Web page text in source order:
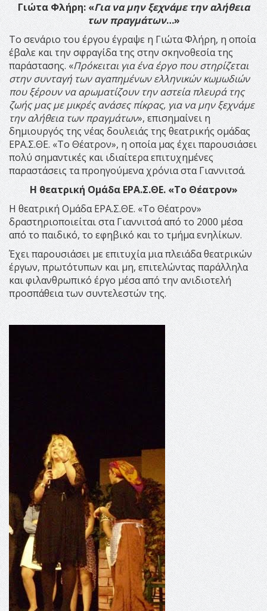
Γιώτα Φλήρη: «Για να μην ξεχνάμε την αλήθεια
των πραγμάτων…»
Το σενάριο του έργου έγραψε η Γιώτα Φλήρη, η οποία
έβαλε και την σφραγίδα της στην σκηνοθεσία της
παράστασης. «Πρόκειται για ένα έργο που στηρίζεται
στην συνταγή των αγαπημένων ελληνικών κωμωδιών
που ξέρουν να αρωματίζουν την αστεία πλευρά της
ζωής μας με μικρές ανάσες πίκρας, για να μην ξεχνάμε
την αλήθεια των πραγμάτων», επισημαίνει η
δημιουργός της νέας δουλειάς της θεατρικής ομάδας
ΕΡΑ.Σ.ΘΕ. «Το Θέατρον», η οποία μας έχει παρουσιάσει
πολύ σημαντικές και ιδιαίτερα επιτυχημένες
παραστάσεις τα προηγούμενα χρόνια στα Γιαννιτσά.
Η θεατρική Ομάδα ΕΡΑ.Σ.ΘΕ. «Το Θέατρον»
Η θεατρική Ομάδα ΕΡΑ.Σ.ΘΕ. «Το Θέατρον»
δραστηριοποιείται στα Γιαννιτσά από το 2000 μέσα
από το παιδικό, το εφηβικό και το τμήμα ενηλίκων.
Έχει παρουσιάσει με επιτυχία μια πλειάδα θεατρικών
έργων, πρωτότυπων και μη, επιτελώντας παράλληλα
και φιλανθρωπικό έργο μέσα από την ανιδιοτελή
προσπάθεια των συντελεστών της.